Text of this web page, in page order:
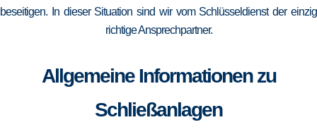
beseitigen. In dieser Situation sind wir vom Schlüsseldienst der einzig
richtige Ansprechpartner.
Allgemeine Informationen zu
Schließanlagen